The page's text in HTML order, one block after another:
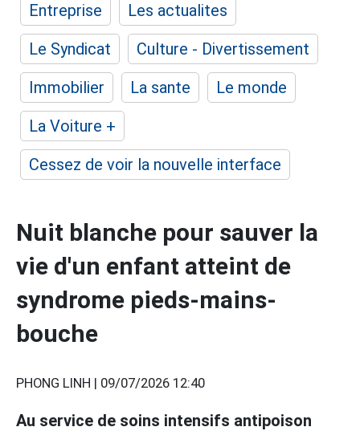
Entreprise
Les actualites
Le Syndicat
Culture - Divertissement
Immobilier
La sante
Le monde
La Voiture +
Cessez de voir la nouvelle interface
Nuit blanche pour sauver la
vie d'un enfant atteint de
syndrome pieds-mains-
bouche
PHONG LINH | 09/07/2026 12:40
Au service de soins intensifs antipoison